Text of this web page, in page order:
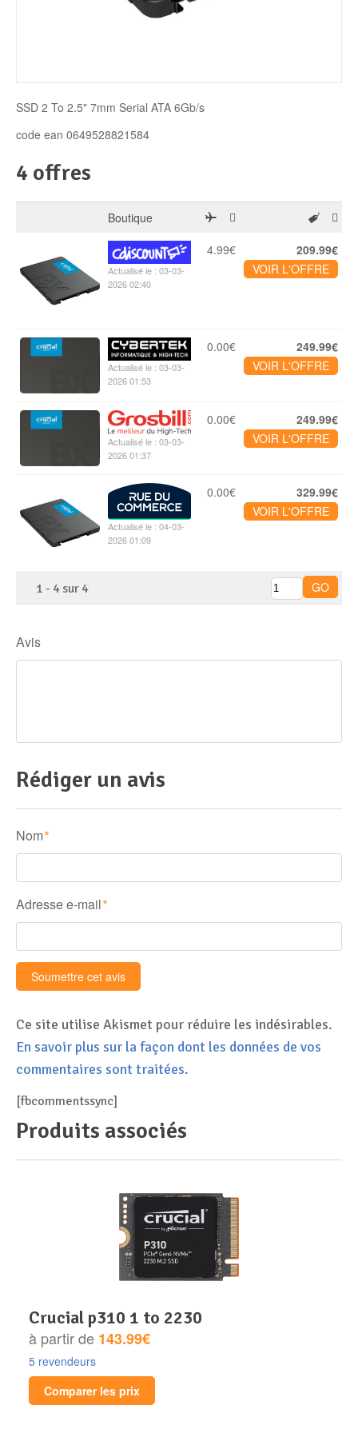
SSD 2 To 2.5" 7mm Serial ATA 6Gb/s
code ean 0649528821584
4 offres
Boutique
Actualisé le : 03-03-
2026 02:40
4.99€
209.99€
VOIR L'OFFRE
Actualisé le : 03-03-
2026 01:53
0.00€
249.99€
VOIR L'OFFRE
Actualisé le : 03-03-
2026 01:37
0.00€
249.99€
VOIR L'OFFRE
Actualisé le : 04-03-
2026 01:09
0.00€
329.99€
VOIR L'OFFRE
1 - 4 sur 4
Avis
Rédiger un avis
Nom *
Adresse e-mail *
Ce site utilise Akismet pour réduire les indésirables.
En savoir plus sur la façon dont les données de vos
commentaires sont traitées.
[fbcommentssync]
Produits associés
crucial p310 1 to 2230
à partir de 143.99€
5 revendeurs
Comparer les prix